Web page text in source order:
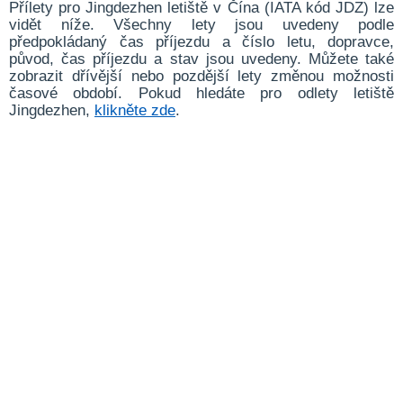
Přílety pro Jingdezhen letiště v Čína (IATA kód JDZ) lze
vidět níže. Všechny lety jsou uvedeny podle
předpokládaný čas příjezdu a číslo letu, dopravce,
původ, čas příjezdu a stav jsou uvedeny. Můžete také
zobrazit dřívější nebo pozdější lety změnou možnosti
časové období. Pokud hledáte pro odlety letiště
Jingdezhen, klikněte zde.